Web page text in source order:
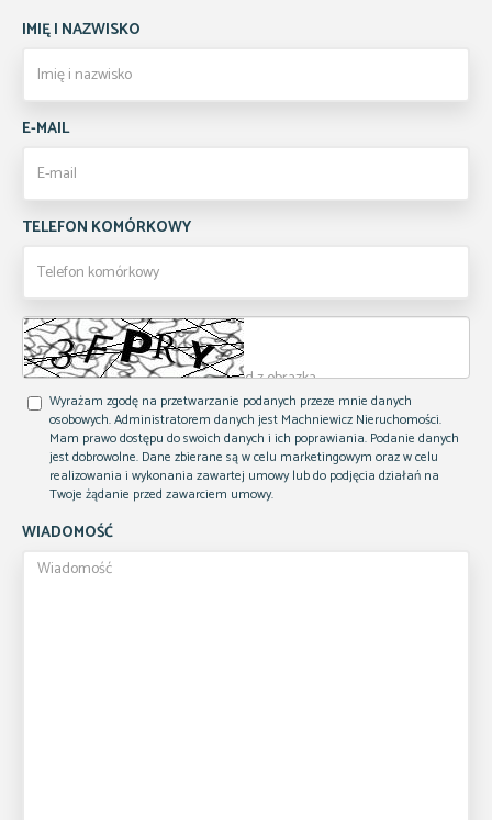
IMIĘ I NAZWISKO
E-MAIL
TELEFON KOMÓRKOWY
Wyrażam zgodę na przetwarzanie podanych przeze mnie danych
osobowych. Administratorem danych jest Machniewicz Nieruchomości.
Mam prawo dostępu do swoich danych i ich poprawiania. Podanie danych
jest dobrowolne. Dane zbierane są w celu marketingowym oraz w celu
realizowania i wykonania zawartej umowy lub do podjęcia działań na
Twoje żądanie przed zawarciem umowy.
WIADOMOŚĆ